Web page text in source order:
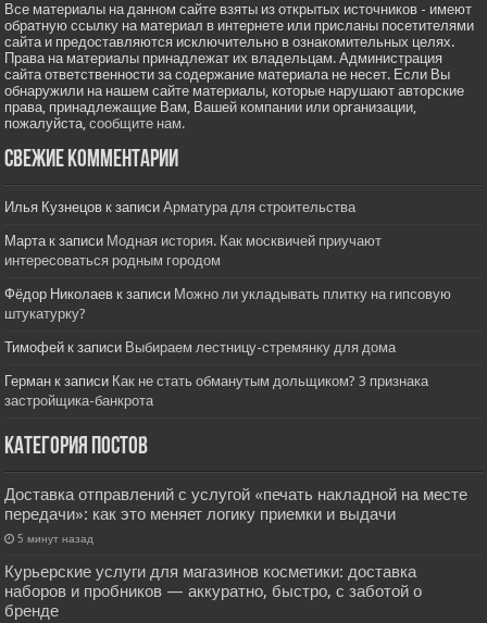
Все материалы на данном сайте взяты из открытых источников - имеют
обратную ссылку на материал в интернете или присланы посетителями
сайта и предоставляются исключительно в ознакомительных целях.
Права на материалы принадлежат их владельцам. Администрация
сайта ответственности за содержание материала не несет. Если Вы
обнаружили на нашем сайте материалы, которые нарушают авторские
права, принадлежащие Вам, Вашей компании или организации,
пожалуйста,сообщите нам.
Свежие комментарии
Илья Кузнецов к записиАрматура для строительства
Мартак записи Модная история. Как москвичей приучают
интересоваться родным городом
Фёдор Николаев к записи Можно ли укладывать плитку на гипсовую
штукатурку?
Тимофей к записи Выбираем лестницу-стремянку для дома
Герман к записи Как не стать обманутым дольщиком? 3 признака
застройщика-банкрота
Категория постов
Доставка отправлений с услугой «печать накладной на месте
передачи»: как это меняет логику приемки и выдачи
5 минут назад
Курьерские услуги для магазинов косметики: доставка
наборов и пробников — аккуратно, быстро, с заботой о
бренде